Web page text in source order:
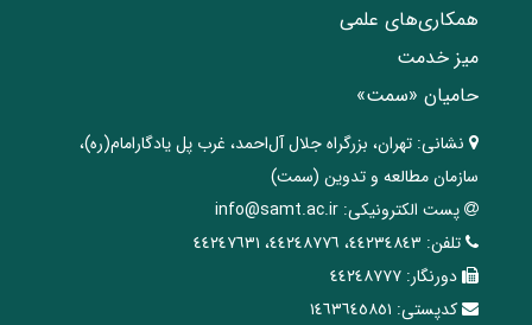
همکاری‌های علمی
میز خدمت
حامیان «سمت»
نشانی: تهران، ‌بزرگراه ‌جلال آل‌احمد، غرب پل يادگار‌امام(ره)‌،
سازمان مطالعه و تدوین‌ (سمت)
پست الکترونیکی: info@samt.ac.ir
تلفن: ٤٤٢٣٤٨٤٣، ٤٤٢٤٨٧٧٦، ٤٤٢٤٧٦٣١
دورنگار: ٤٤٢٤٨٧٧٧
کدپستی: ١٤٦٣٦٤٥٨٥١